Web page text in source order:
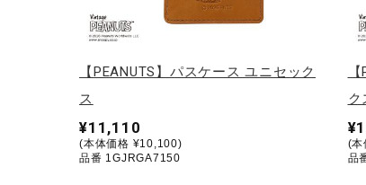
ワーキング
インナー
寝具／ミズノスリープ
【PEANUTS】パスケース ユニセック
ス
¥11,110
(本体価格 ¥10,100)
品番 1GJRGA7150
ク
(本
品